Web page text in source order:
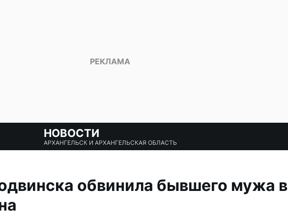
НОВОСТИ
АРХАНГЕЛЬСК И АРХАНГЕЛЬСКАЯ ОБЛАСТЬ
обвинила бывшего мужа в